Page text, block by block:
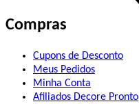
Compras
Cupons de Desconto
Meus Pedidos
Minha Conta
Afiliados Decore Pronto